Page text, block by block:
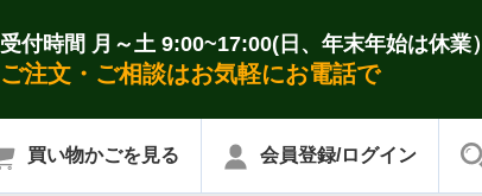
受付時間 月～土 9:00~17:00(日、年末年始は休業）
ご注文・ご相談はお気軽にお電話で
買い物かごを見る 会員登録/ログイン